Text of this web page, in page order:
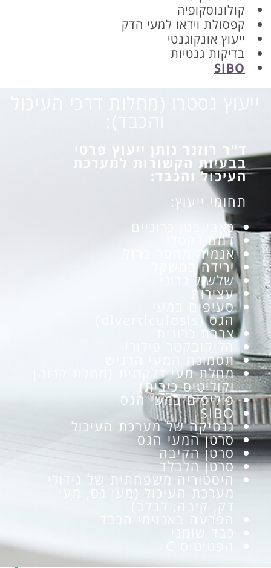
קולונוסקופיה
קפסולת וידאו למעי הדק
ייעוץ אונקוגנטי
בדיקות גנטיות
SIBO
ייעוץ גסטרו (מחלות דרכי העיכול
והכבד):
ד"ר רוזנר נותן ייעוץ פרטי
בבעיות הקשורות למערכת
העיכול והכבד:
תחומי ייעוץ:
כאבי בטן כרוניים
דמם רקטלי
אנמיה מחסר ברזל
ירידה במשקל
שלשול כרוני
עצירות
סעיפים במעי
הגס (diverticulosis)
צרבת כרונית
הליקובקטר פילורי
תסמונת המעי הרגיש
מחלת מעי דלקתית (מחלת קרוהן
וקוליטיס כיבית)
פוליפים במעי הגס
SIBO
גנטיקה של מערכת העיכול
סרטן המעי הגס
סרטן הקיבה
סרטן הלבלב
היסטוריה משפחתית של גידולי
מערכת העיכול (מעי גס, מעי
דק, קיבה, לבלב)
הפרעה באנזימי הכבד
כבד שומני